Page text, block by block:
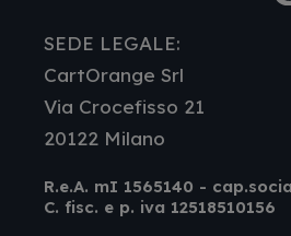
SEDE LEGALE:
CartOrange Srl
Via Crocefisso 21
20122 Milano
R.e.A. mI 1565140 -
C. fisc. e p. iva 12518510156